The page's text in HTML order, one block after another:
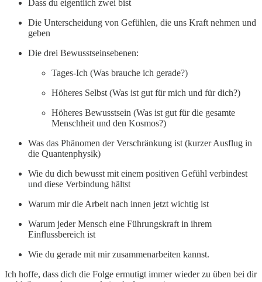
Dass du eigentlich zwei bist
Die Unterscheidung von Gefühlen, die uns Kraft nehmen und
geben
Die drei Bewusstseinsebenen:
Tages-Ich (Was brauche ich gerade?)
Höheres Selbst (Was ist gut für mich und für dich?)
Höheres Bewusstsein (Was ist gut für die gesamte
Menschheit und den Kosmos?)
Was das Phänomen der Verschränkung ist (kurzer Ausflug in
die Quantenphysik)
Wie du dich bewusst mit einem positiven Gefühl verbindest
und diese Verbindung hältst
Warum mir die Arbeit nach innen jetzt wichtig ist
Warum jeder Mensch eine Führungskraft in ihrem
Einflussbereich ist
Wie du gerade mit mir zusammenarbeiten kannst.
Ich hoffe, dass dich die Folge ermutigt immer wieder zu üben bei dir